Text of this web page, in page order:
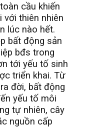
cầu khiến
với thiên nhiên
lúc nào hết.
bất động sản
bđs trong
tới yếu tố sinh
triển khai. Từ
đời, bất động
yếu tố môi
tự nhiên, cây
nguồn cấp